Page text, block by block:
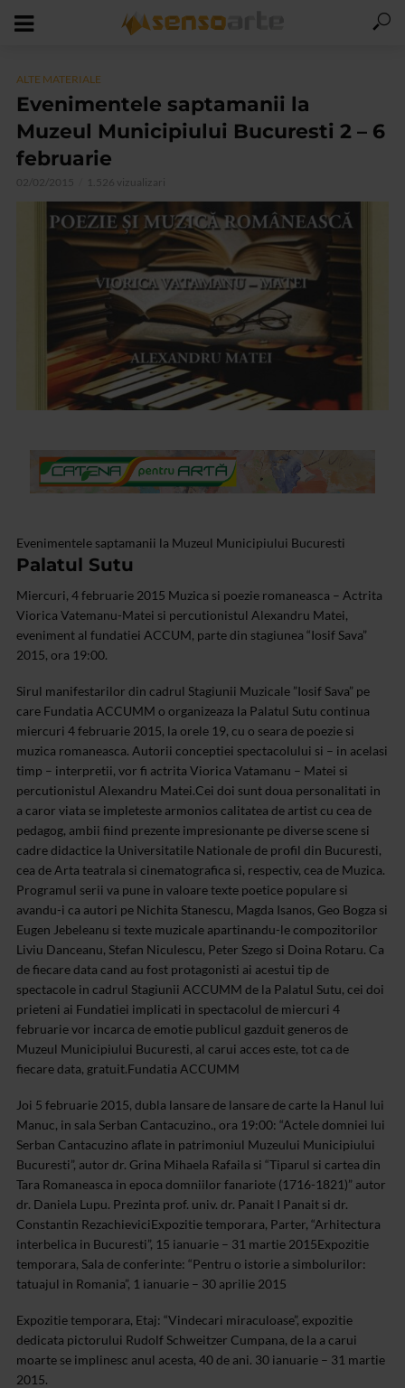
ALTE MATERIALE
Evenimentele saptamanii la
Muzeul Municipiului Bucuresti 2 – 6
februarie
02/02/2015 1.526 vizualizari
Evenimentele saptamanii la Muzeul Municipiului Bucuresti
Palatul Sutu
Miercuri, 4 februarie 2015 Muzica si poezie romaneasca – Actrita
Viorica Vatemanu-Matei si percutionistul Alexandru Matei,
eveniment al fundatiei ACCUM, parte din stagiunea “Iosif Sava”
2015, ora 19:00.
Sirul manifestarilor din cadrul Stagiunii Muzicale ”Iosif Sava” pe
care Fundatia ACCUMM o organizeaza la Palatul Sutu continua
miercuri 4 februarie 2015, la orele 19, cu o seara de poezie si
muzica romaneasca. Autorii conceptiei spectacolului si – in acelasi
timp – interpretii, vor fi actrita Viorica Vatamanu – Matei si
percutionistul Alexandru Matei.Cei doi sunt doua personalitati in
a caror viata se impleteste armonios calitatea de artist cu cea de
pedagog, ambii fiind prezente impresionante pe diverse scene si
cadre didactice la Universitatile Nationale de profil din Bucuresti,
cea de Arta teatrala si cinematografica si, respectiv, cea de Muzica.
Programul serii va pune in valoare texte poetice populare si
avandu-i ca autori pe Nichita Stanescu, Magda Isanos, Geo Bogza si
Eugen Jebeleanu si texte muzicale apartinandu-le compozitorilor
Liviu Danceanu, Stefan Niculescu, Peter Szego si Doina Rotaru. Ca
de fiecare data cand au fost protagonisti ai acestui tip de
spectacole in cadrul Stagiunii ACCUMM de la Palatul Sutu, cei doi
prieteni ai Fundatiei implicati in spectacolul de miercuri 4
februarie vor incarca de emotie publicul gazduit generos de
Muzeul Municipiului Bucuresti, al carui acces este, tot ca de
fiecare data, gratuit.Fundatia ACCUMM
Joi 5 februarie 2015, dubla lansare de lansare de carte la Hanul lui
Manuc, in sala Serban Cantacuzino., ora 19:00: “Actele domniei lui
Serban Cantacuzino aflate in patrimoniul Muzeului Municipiului
Bucuresti”, autor dr. Grina Mihaela Rafaila si “Tiparul si cartea din
Tara Romaneasca in epoca domniilor fanariote (1716-1821)” autor
dr. Daniela Lupu. Prezinta prof. univ. dr. Panait I Panait si dr.
Constantin RezachieviciExpozitie temporara, Parter, “Arhitectura
interbelica in Bucuresti”, 15 ianuarie – 31 martie 2015Expozitie
temporara, Sala de conferinte: “Pentru o istorie a simbolurilor:
tatuajul in Romania”, 1 ianuarie – 30 aprilie 2015
Expozitie temporara, Etaj: “Vindecari miraculoase”, expozitie
dedicata pictorului Rudolf Schweitzer Cumpana, de la a carui
moarte se implinesc anul acesta, 40 de ani. 30 ianuarie – 31 martie
2015.